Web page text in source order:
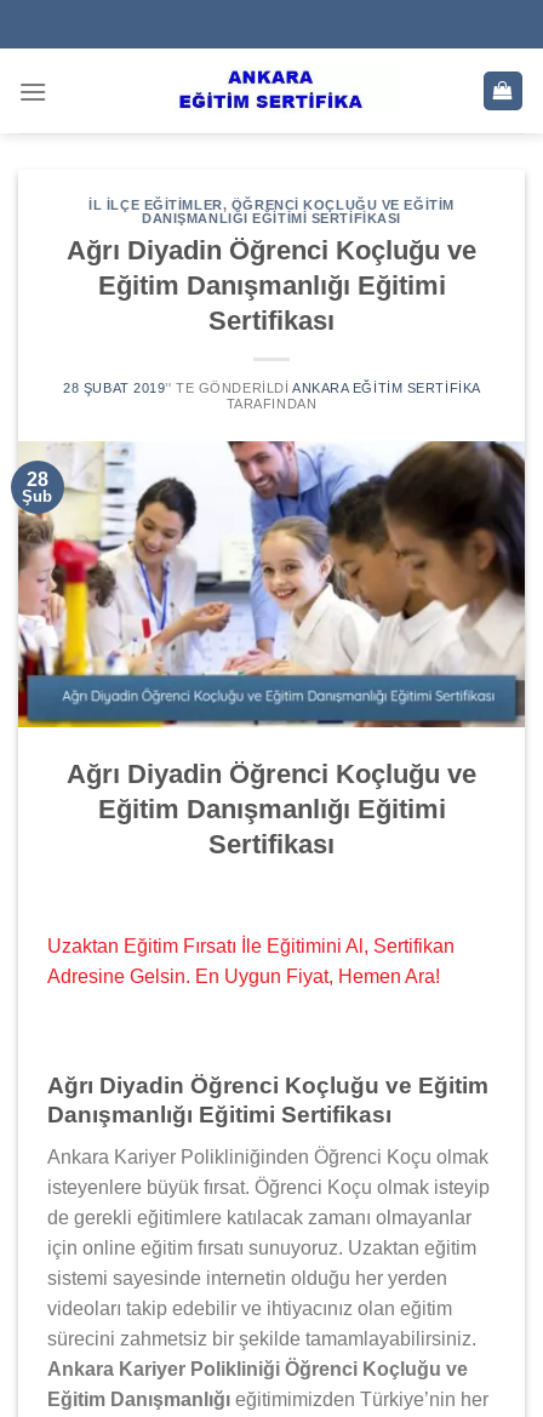
to
İL İLÇE EĞITIMLER, ÖĞRENCI KOÇLUĞU VE EĞITIM
DANIŞMANLIĞI EĞITIMI SERTIFIKASI
Ağrı Diyadin Öğrenci Koçluğu ve
Eğitim Danışmanlığı Eğitimi
Sertifikası
28 ŞUBAT 2019’' TE GÖNDERILDI ANKARA EĞITIM SERTIFIKA
TARAFINDAN
28
Şub
Ağrı Diyadin Öğrenci Koçluğu ve
Eğitim Danışmanlığı Eğitimi
Sertifikası
Uzaktan Eğitim Fırsatı İle Eğitimini Al, Sertifikan
Adresine Gelsin. En Uygun Fiyat, Hemen Ara!
Ağrı Diyadin Öğrenci Koçluğu ve Eğitim
Danışmanlığı Eğitimi Sertifikası
Ankara Kariyer Polikliniğinden Öğrenci Koçu olmak
isteyenlere büyük fırsat. Öğrenci Koçu olmak isteyip
de gerekli eğitimlere katılacak zamanı olmayanlar
için online eğitim fırsatı sunuyoruz. Uzaktan eğitim
sistemi sayesinde internetin olduğu her yerden
videoları takip edebilir ve ihtiyacınız olan eğitim
sürecini zahmetsiz bir şekilde tamamlayabilirsiniz.
Ankara Kariyer Polikliniği Öğrenci Koçluğu ve
Eğitim Danışmanlığı eğitimimizden Türkiye’nin her